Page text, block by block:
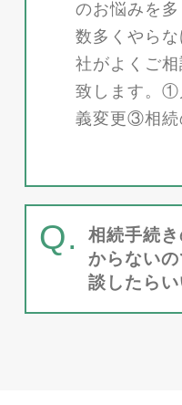
のお悩みを多
数多くやら
社がよくご
致します。①
義変更③相
Q.
相続手続
からない
談したら